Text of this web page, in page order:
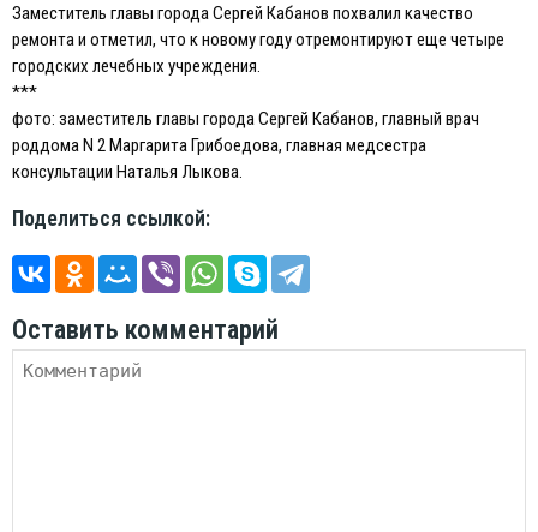
Заместитель главы города Сергей Кабанов похвалил качество
ремонта и отметил, что к новому году отремонтируют еще четыре
городских лечебных учреждения.
***
фото: заместитель главы города Сергей Кабанов, главный врач
роддома N 2 Маргарита Грибоедова, главная медсестра
консультации Наталья Лыкова.
Поделиться ссылкой:
Оставить комментарий